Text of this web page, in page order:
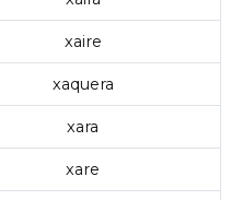
xaire
xaquera
xara
xare